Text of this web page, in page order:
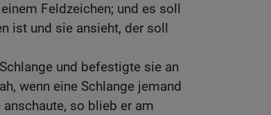
Feldzeichen; und es soll
ist und sie ansieht, der soll
und befestigte sie an
wenn eine Schlange jemand
so blieb er am